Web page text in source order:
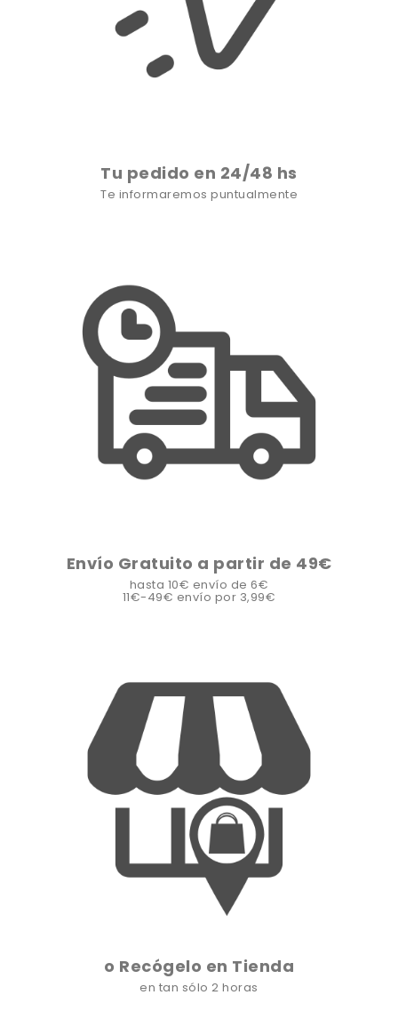
Tu pedido en 24/48 hs
Te informaremos puntualmente
Envío Gratuito a partir de 49€
hasta 10€ envío de 6€
11€-49€ envío por 3,99€
o Recógelo en Tienda
en tan sólo 2 horas